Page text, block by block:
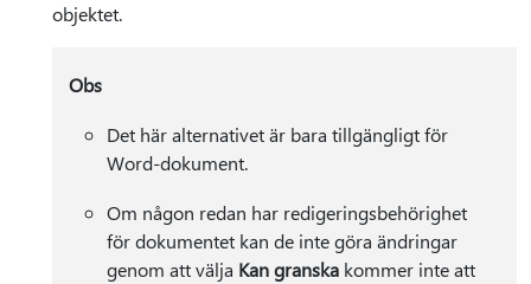
objektet.
Obs
Det här alternativet är bara tillgängligt för
Word-dokument.
Om någon redan har redigeringsbehörighet
för dokumentet kan de inte göra ändringar
genom att välja Kan granskakommer inte att